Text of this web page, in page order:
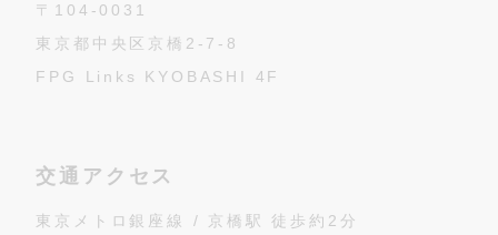
〒104-0031
東京都中央区京橋2-7-8
FPG Links KYOBASHI 4F
交通アクセス
東京メトロ銀座線 / 京橋駅 徒歩約2分